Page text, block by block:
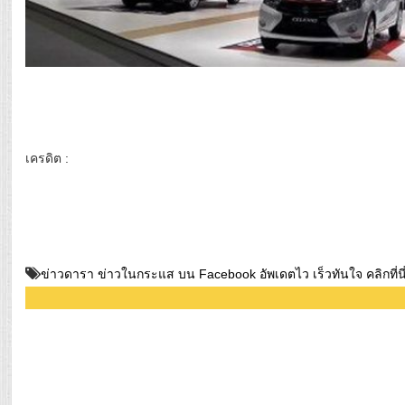
เครดิต :
ข่าวดารา ข่าวในกระแส บน Facebook อัพเดตไว เร็วทันใจ คลิกที่